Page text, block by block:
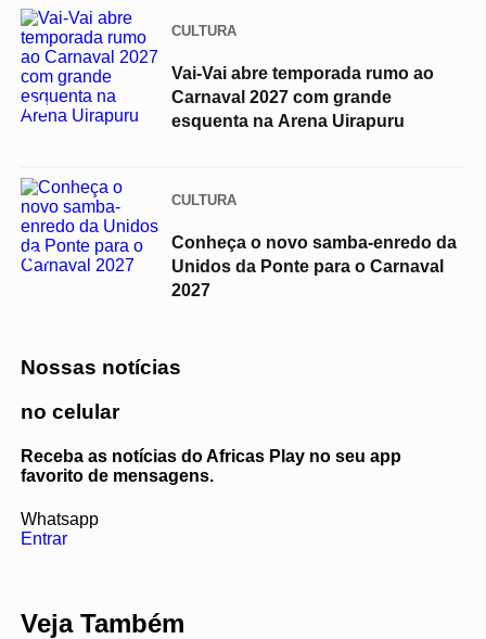
03
CULTURA
Vai-Vai abre temporada rumo ao
Carnaval 2027 com grande
esquenta na Arena Uirapuru
04
CULTURA
Conheça o novo samba-enredo da
Unidos da Ponte para o Carnaval
2027
Nossas notícias
no celular
Receba as notícias do Africas Play no seu app
favorito de mensagens.
Whatsapp
Entrar
Veja Também